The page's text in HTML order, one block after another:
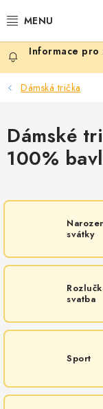
na
PRO ŽENY
PRO MUŽE
PRO DĚTI
DOPLŇKY
PRO PÁRY
VLASTNÍ MOTIV
Dámská trička
Dámské
100%
svátky
svatba
Sport